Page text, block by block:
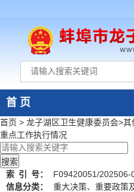
首 页
首页 > 龙子湖区卫生健康委员会>其
重点工作执行情况
索 引 号：
F09420051/202506-
信息分类：
重大决策、重要政策